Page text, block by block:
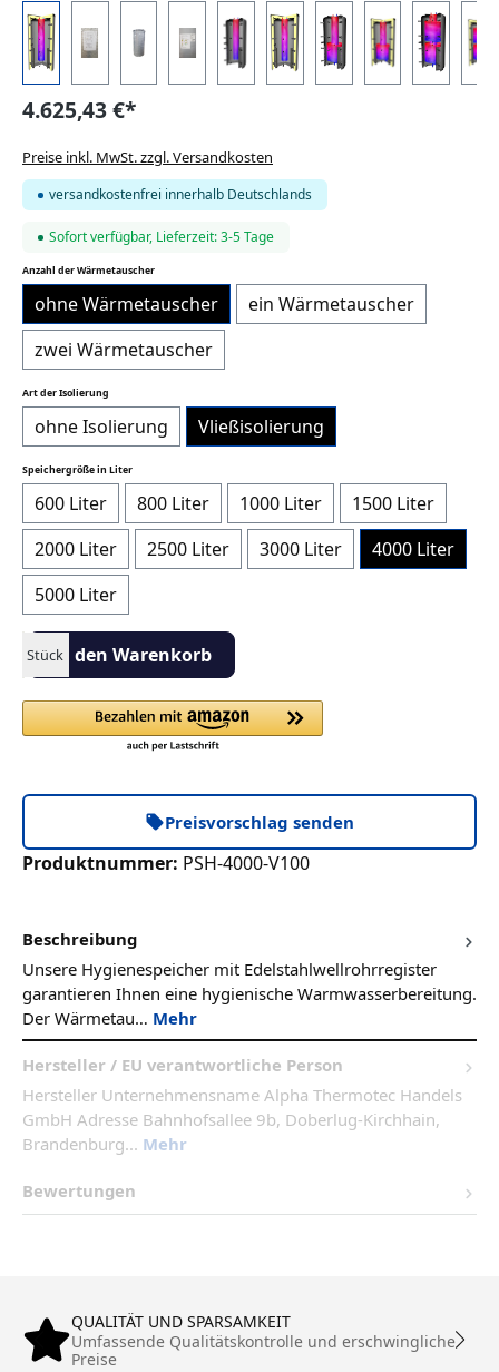
4.625,43 €*
Preise inkl. MwSt. zzgl. Versandkosten
versandkostenfrei innerhalb Deutschlands
Sofort verfügbar, Lieferzeit: 3-5 Tage
Anzahl der Wärmetauscherauswählen
ohne Wärmetauscher
ein Wärmetauscher
zwei Wärmetauscher
Art der Isolierung
ohne Isolierung Vließisolierung
Speichergröße in Literauswählen
600 Liter 800 Liter 1000 Liter
1500 Liter
2000 Liter
2500 Liter 3000 Liter
4000 Liter
5000 Liter
Produkt Anzahl: Gib den gewünschten Wert ein oder benutze
StückIn den Warenkorb
Preisvorschlag senden
Produktnummer: PSH-4000-V100
Beschreibung
Unsere Hygienespeicher mit Edelstahlwellrohrregister
garantieren Ihnen eine hygienische Warmwasserbereitung.
Der Wärmetau… Mehr
Hersteller / EU verantwortliche Person
Hersteller Unternehmensname Alpha Thermotec Handels
GmbH Adresse Bahnhofsallee 9b, Doberlug-Kirchhain,
Brandenburg... Mehr
Bewertungen
QUALITÄT UND SPARSAMKEIT
Umfassende Qualitätskontrolle und erschwingliche
Preise